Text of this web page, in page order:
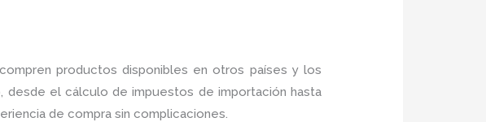
productos disponibles en otros países y los
desde el cálculo de impuestos de importación hasta
de compra sin complicaciones.